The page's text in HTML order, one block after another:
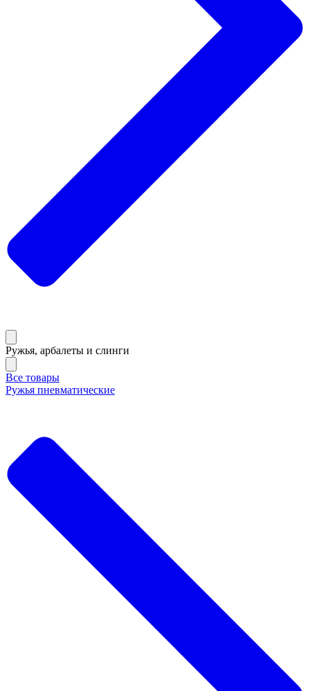
Ружья, арбалеты и слинги
Все товары
Ружья пневматические